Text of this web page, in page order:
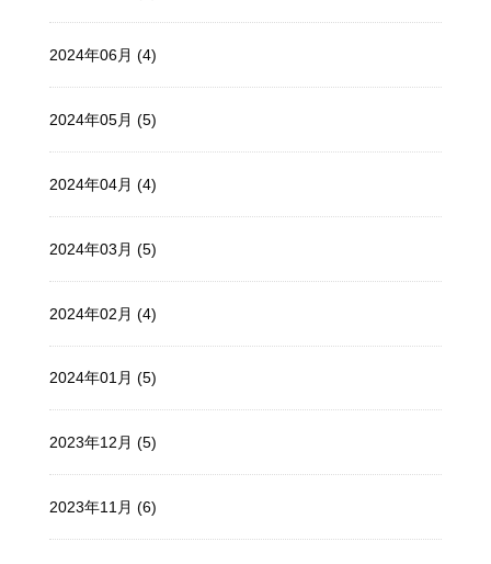
2024年06月 (4)
2024年05月 (5)
2024年04月 (4)
2024年03月 (5)
2024年02月 (4)
2024年01月 (5)
2023年12月 (5)
2023年11月 (6)